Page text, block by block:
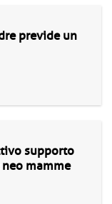
previde un
supporto
mamme